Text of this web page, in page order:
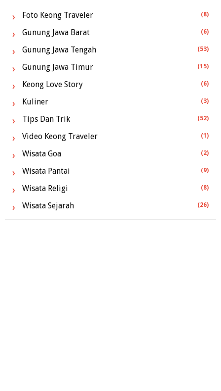
Foto Keong Traveler (8)
Gunung Jawa Barat (6)
Gunung Jawa Tengah (53)
Gunung Jawa Timur (15)
Keong Love Story (6)
Kuliner (3)
Tips Dan Trik (52)
Video Keong Traveler (1)
Wisata Goa (2)
Wisata Pantai (9)
Wisata Religi (8)
Wisata Sejarah (26)